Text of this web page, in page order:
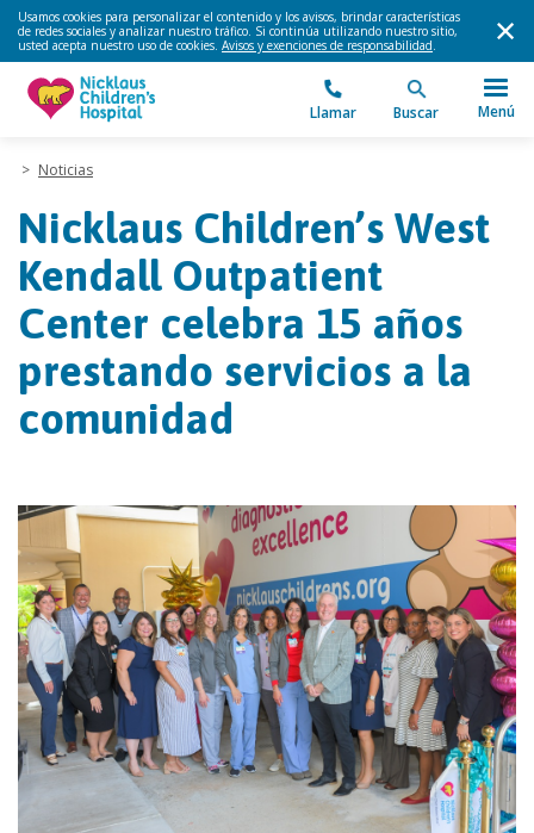
Usamos cookies para personalizar el contenido y los avisos, brindar características
de redes sociales y analizar nuestro tráfico. Si continúa utilizando nuestro sitio,
usted acepta nuestro uso de cookies. Avisos y exenciones de responsabilidad.
Llamar Buscar Menú
> Noticias
Nicklaus Children’s West
Kendall Outpatient
Center celebra 15 años
prestando servicios a la
comunidad